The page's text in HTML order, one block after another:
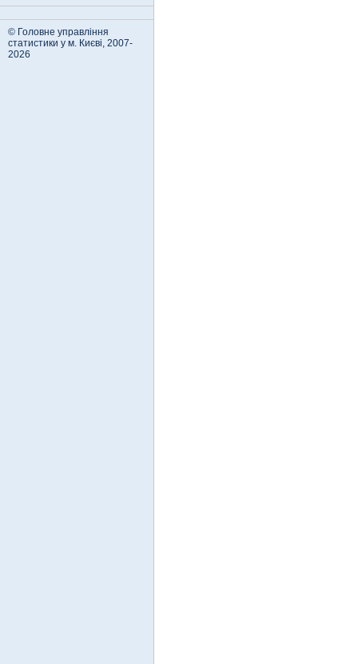
© Головне управління
статистики у м. Києві, 2007-
2026